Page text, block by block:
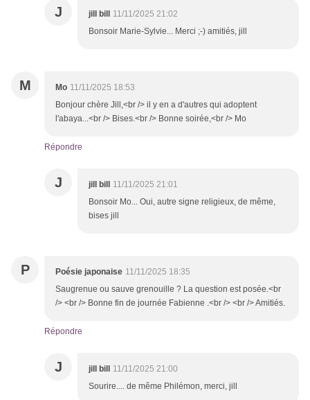
J jill bill
11/11/2025 21:02
Bonsoir Marie-Sylvie... Merci ;-) amitiés, jill
M Mo 11/11/2025 18:53
Bonjour chère Jill,<br /> il y en a d'autres qui adoptent
l'abaya...<br /> Bises.<br /> Bonne soirée,<br /> Mo
Répondre
J jill bill
11/11/2025 21:01
Bonsoir Mo... Oui, autre signe religieux, de même,
bises jill
P Poésie japonaise 11/11/2025 18:35
Saugrenue ou sauve grenouille ? La question est posée.<br
/> <br /> Bonne fin de journée Fabienne .<br /> <br /> Amitiés.
Répondre
J jill bill
11/11/2025 21:00
Sourire.... de même Philémon, merci, jill